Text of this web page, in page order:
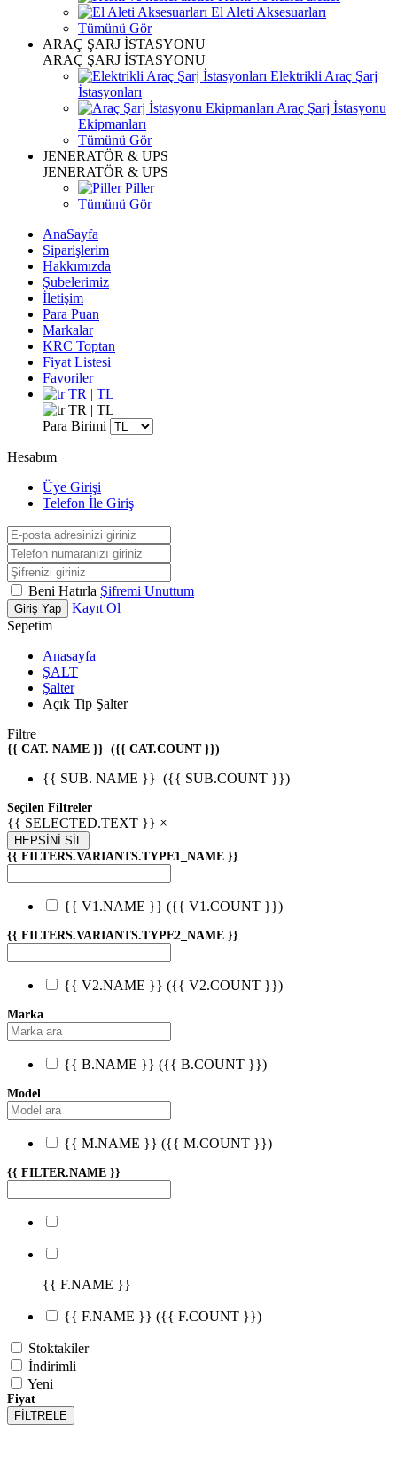
El Aleti Aksesuarları
Tümünü Gör
ARAÇ ŞARJ İSTASYONU
ARAÇ ŞARJ İSTASYONU
Elektrikli Araç Şarj
İstasyonları
Araç Şarj İstasyonu
Ekipmanları
Tümünü Gör
JENERATÖR & UPS
JENERATÖR & UPS
Piller
Tümünü Gör
AnaSayfa
Siparişlerim
Hakkımızda
Şubelerimiz
İletişim
Para Puan
Markalar
KRC Toptan
Fiyat Listesi
Favoriler
TR | TL
TR | TL
Para Birimi
Hesabım
Üye Girişi
Telefon İle Giriş
Beni Hatırla Şifremi Unuttum
Giriş Yap
Kayıt Ol
Sepetim
Anasayfa
ŞALT
Şalter
Açık Tip Şalter
Filtre
{{ CAT. NAME }} ({{ CAT.COUNT }})
{{ SUB. NAME }} ({{ SUB.COUNT }})
Seçilen Filtreler
{{ SELECTED.TEXT }} ×
HEPSİNİ SİL
{{ FILTERS.VARIANTS.TYPE1_NAME }}
{{ V1.NAME }} ({{ V1.COUNT }})
{{ FILTERS.VARIANTS.TYPE2_NAME }}
{{ V2.NAME }} ({{ V2.COUNT }})
Marka
{{ B.NAME }} ({{ B.COUNT }})
Model
{{ M.NAME }} ({{ M.COUNT }})
{{ FILTER.NAME }}
{{ F.NAME }}
{{ F.NAME }} ({{ F.COUNT }})
Stoktakiler
İndirimli
Yeni
Fiyat
FİLTRELE